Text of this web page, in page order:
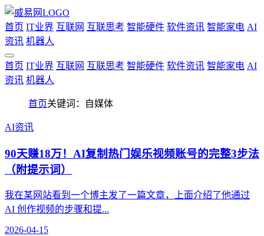
首页 IT业界 互联网 互联思考 智能硬件 软件资讯 智能家电 AI
资讯 机器人
首页 IT业界 互联网 互联思考 智能硬件 软件资讯 智能家电 AI
资讯 机器人
首页关键词：自媒体
AI资讯
90天赚18万！AI复制热门娱乐视频账号的完整3步法
（附提示词）
我在某网站看到一个博主发了一篇文章，上面介绍了他通过
AI 创作视频的步骤和提...
2026-04-15